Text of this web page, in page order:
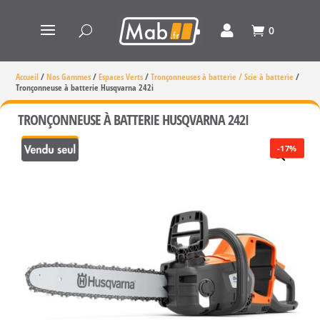
0
Accueil/Nos Gammes/Espaces Verts/Tronçonneuses à batterie / Scie à batterie /
Tronçonneuse à batterie Husqvarna 242i
TRONÇONNEUSE À BATTERIE HUSQVARNA 242I
-17%